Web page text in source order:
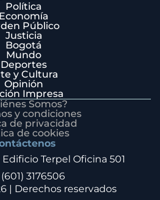
Política
Economía
Público
Justicia
Bogotá
Mundo
Deportes
y Cultura
Opinión
Impresa
Somos?
y condiciones
de privacidad
de cookies
Edificio Terpel Oficina 501
3176506
| Derechos reservados